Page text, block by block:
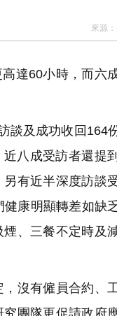
來源：
達60小時，而六
談及成功收回164
八成受訪者還提
有近半深度訪談
康明顯轉差如缺
、三餐不定時及
沒有僱員合約、